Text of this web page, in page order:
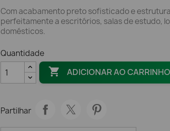
Com acabamento preto sofisticado e
perfeitamente a escritórios, salas de estudo,
domésticos.
Quantidade
 ADICIONAR AO CARRINHO
Partilhar